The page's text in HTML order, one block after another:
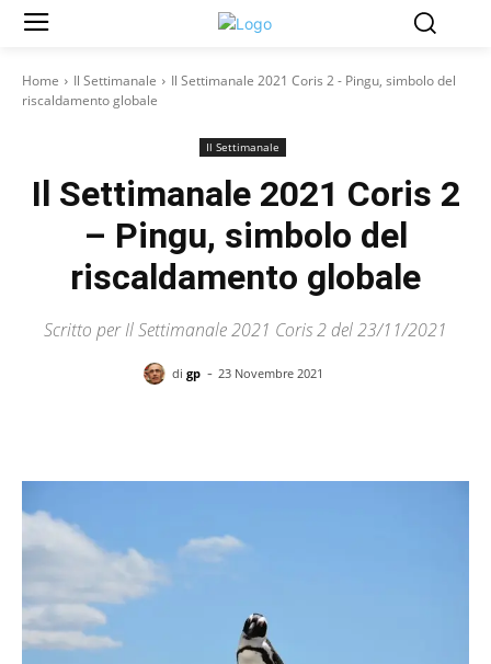
Home Il Settimanale
Il Settimanale 2021 Coris 2 - Pingu, simbolo del
riscaldamento globale
Il Settimanale
Il Settimanale 2021 Coris 2
– Pingu, simbolo del
riscaldamento globale
Scritto per Il Settimanale 2021 Coris 2 del 23/11/2021
di gp - 23 Novembre 2021